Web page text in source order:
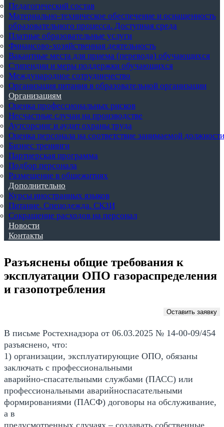
Педагогический состав
Материально-техническое обеспечение и оснащенность
образовательного процесса. Доступная среда
Платные образовательные услуги
Финансово-хозяйственная деятельность
Вакантные места для приема (перевода) обучающихся
Стипендии и меры поддержки обучающихся
Международное сотрудничество
Организация питания в образовательной организации
Организациям
Оценка профессиональных рисков
Несчастные случаи на производстве
Аутсорсинг и аудит охраны труда
Оценка персонала на соответствие занимаемой должности
Бизнес тренинги
Партнерская программа
Подбор персонала
Размещение в общежитиях
Дополнительно
Курсы иностранных языков
Питание. Спецодежда. СКЗИ
Сокращение расходов на персонал
Новости
Контакты
Разъяснены общие требования к
эксплуатации ОПО газораспределения
и газопотребления
Оставить заявку
В письме Ростехнадзора от 06.03.2025 № 14-00-09/454
разъяснено, что:
1) организации, эксплуатирующие ОПО, обязаны
заключать с профессиональными
аварийно-спасательными службами (ПАСС) или
профессиональными аварийноспасательными
формированиями (ПАСФ) договоры на обслуживание,
а в